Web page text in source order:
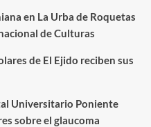
en La Urba de Roquetas
de Culturas
de El Ejido reciben sus
Universitario Poniente
sobre el glaucoma